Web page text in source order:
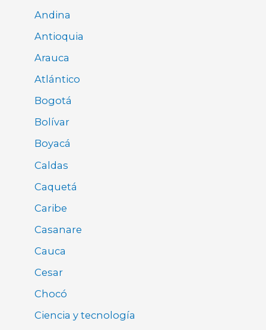
Andina
Antioquia
Arauca
Atlántico
Bogotá
Bolívar
Boyacá
Caldas
Caquetá
Caribe
Casanare
Cauca
Cesar
Chocó
Ciencia y tecnología